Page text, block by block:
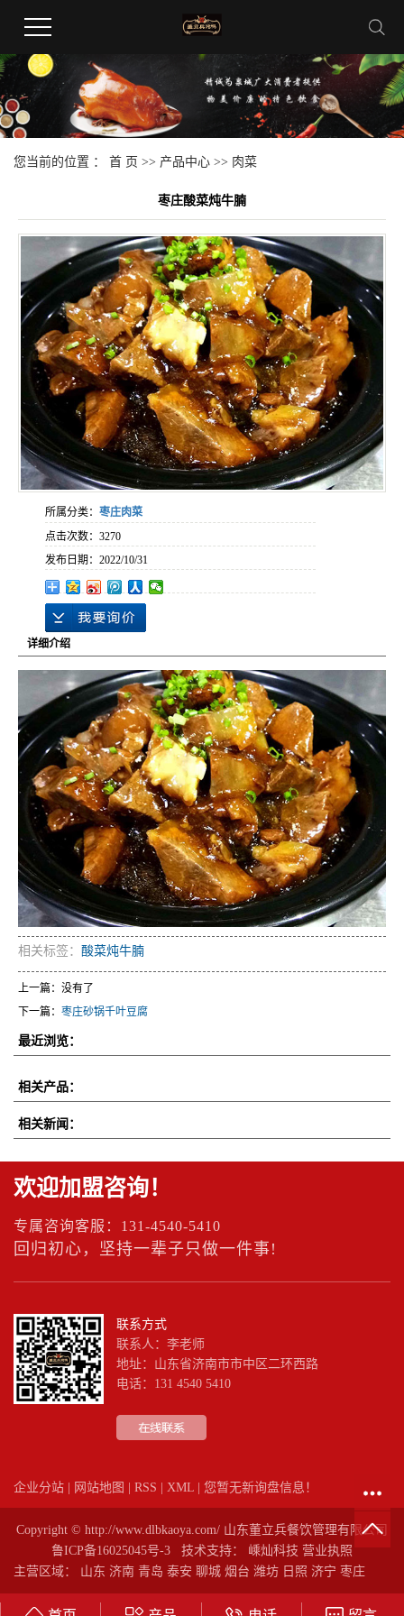
您当前的位置 ： 首 页 >> 产品中心 >> 肉菜
枣庄酸菜炖牛腩
所属分类： 枣庄肉菜
点击次数： 3270
发布日期： 2022/10/31
详细介绍
相关标签： 酸菜炖牛腩
上一篇：没有了
下一篇： 枣庄砂锅千叶豆腐
最近浏览：
相关产品：
相关新闻：
欢迎加盟咨询！
专属咨询客服：131-4540-5410
回归初心，坚持一辈子只做一件事!
联系方式
联系人：李老师
地址：山东省济南市市中区二环西路
电话：131 4540 5410
企业分站 网站地图 RSS XML 您暂无新询盘信息！
Copyright © http://www.dlbkaoya.com/ 山东董立兵餐饮管理有限公司
鲁ICP备16025045号-3 技术支持： 嵊灿科技 营业执照
主营区域： 山东 济南 青岛 泰安 聊城 烟台 潍坊 日照 济宁 枣庄